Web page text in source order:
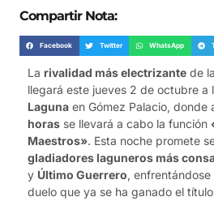
Compartir Nota:
Facebook Twitter WhatsApp
La rivalidad más electrizante de
llegará este jueves 2 de octubre a
Laguna en Gómez Palacio, donde
horas se llevará a cabo la función
Maestros». Esta noche promete
gladiadores laguneros más
y Último Guerrero,
duelo que ya se ha ganado el